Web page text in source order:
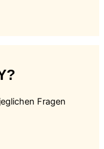
Fragen